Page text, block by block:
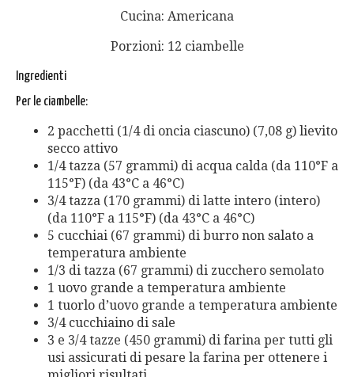
Cucina: Americana
Porzioni: 12 ciambelle
Ingredienti
Per le ciambelle:
2 pacchetti (1/4 di oncia ciascuno) (7,08 g) lievito
secco attivo
1/4 tazza (57 grammi) di acqua calda (da 110°F a
115°F) (da 43°C a 46°C)
3/4 tazza (170 grammi) di latte intero (intero)
(da 110°F a 115°F) (da 43°C a 46°C)
5 cucchiai (67 grammi) di burro non salato a
temperatura ambiente
1/3 di tazza (67 grammi) di zucchero semolato
1 uovo grande a temperatura ambiente
1 tuorlo d’uovo grande a temperatura ambiente
3/4 cucchiaino di sale
3 e 3/4 tazze (450 grammi) di farina per tutti gli
usi assicurati di pesare la farina per ottenere i